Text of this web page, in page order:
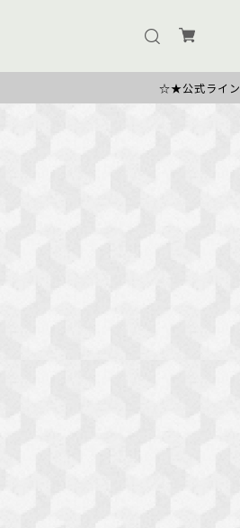
☆★公式ラインのお友だち追加で500円OFF